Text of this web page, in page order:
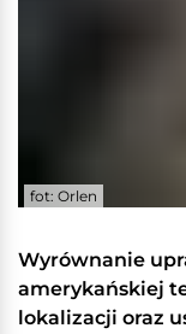
fot: Orlen
Wyrównanie
amerykańskiej
lokalizacji oraz